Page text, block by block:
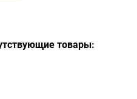
товары: